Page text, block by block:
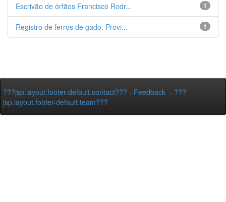
1
Escrivão de órfãos Francisco Rodr...
1
Registro de ferros de gado. Provi...
???jsp.layout.footer-default.contact??? - Feedback - ???
jsp.layout.footer-default.team???